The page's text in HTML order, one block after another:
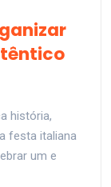
história,
festa italiana
um e